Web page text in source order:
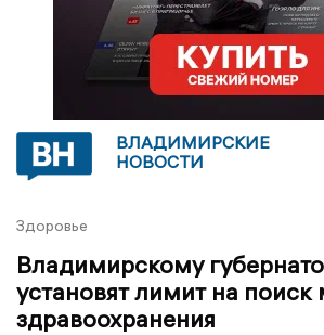
ВЛАДИМИРСКИЕ
НОВОСТИ
Здоровье
Владимирскому
установят лимит на поиск
здравоохранения